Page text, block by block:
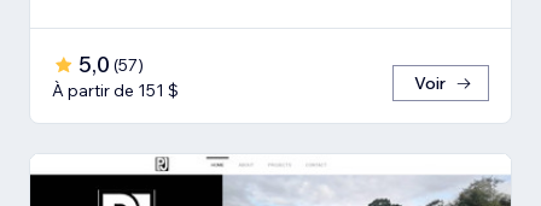
5,0 (57)
À partir de 151 $
Voir